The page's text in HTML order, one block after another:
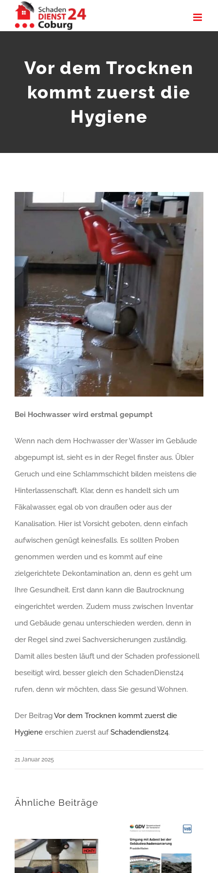
Inhalt
Vor dem Trocknen
kommt zuerst die
Hygiene
Bei Hochwasser wird erstmal gepumpt
Wenn nach dem Hochwasser der Wasser im Gebäude
abgepumpt ist, sieht es in der Regel finster aus. Übler
Geruch und eine Schlammschicht bilden meistens die
Hinterlassenschaft. Klar, denn es handelt sich um
Fäkalwasser, egal ob von draußen oder aus der
Kanalisation. Hier ist Vorsicht geboten, denn einfach
aufwischen genügt keinesfalls. Es sollten Proben
genommen werden und es kommt auf eine
zielgerichtete Dekontamination an, denn es geht um
Ihre Gesundheit. Erst dann kann die Bautrocknung
eingerichtet werden. Zudem muss zwischen Inventar
und Gebäude genau unterschieden werden, denn in
der Regel sind zwei Sachversicherungen zuständig.
Damit alles besten läuft und der Schaden professionell
beseitigt wird, besser gleich den SchadenDienst24
rufen, denn wir möchten, dass Sie gesund Wohnen.
Der BeitragVor dem Trocknen kommt zuerst die
Hygiene erschien zuerst aufSchadendienst24.
21 Januar 2025
Ähnliche Beiträge